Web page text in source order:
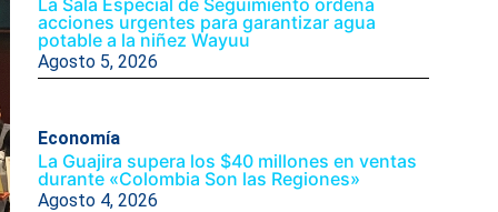
acciones urgentes para garantizar agua
potable a la niñez Wayuu
Agosto 5, 2026
Economía
La Guajira supera los $40 millones en ventas
durante «Colombia Son las Regiones»
Agosto 4, 2026